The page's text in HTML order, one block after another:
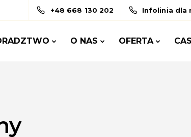
+48 668 130 202 Infolinia dla
O NAS OFERTA